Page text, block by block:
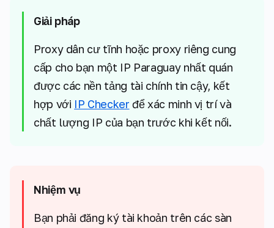
Giải pháp
Proxy dân cư tĩnh hoặc proxy riêng cung
cấp cho bạn một IP Paraguay nhất quán
được các nền tảng tài chính tin cậy, kết
hợp với IP Checker để xác minh vị trí và
chất lượng IP của bạn trước khi kết nối.
Nhiệm vụ
Bạn phải đăng ký tài khoản trên các sàn